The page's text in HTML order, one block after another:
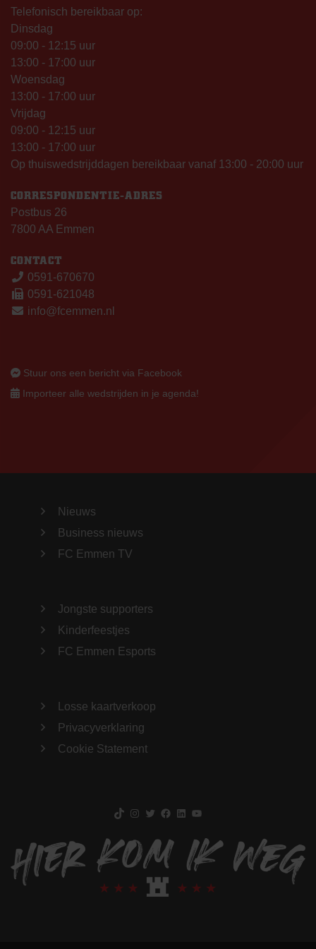
Telefonisch bereikbaar op:
Dinsdag
09:00 - 12:15 uur
13:00 - 17:00 uur
Woensdag
13:00 - 17:00 uur
Vrijdag
09:00 - 12:15 uur
13:00 - 17:00 uur
Op thuiswedstrijddagen bereikbaar vanaf 13:00 - 20:00 uur
CORRESPONDENTIE-ADRES
Postbus 26
7800 AA Emmen
CONTACT
0591-670670
0591-621048
info@fcemmen.nl
Stuur ons een bericht via Facebook
Importeer alle wedstrijden in je agenda!
Nieuws
Business nieuws
FC Emmen TV
Jongste supporters
Kinderfeestjes
FC Emmen Esports
Losse kaartverkoop
Privacyverklaring
Cookie Statement